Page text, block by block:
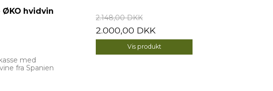
ØKO hvidvin
med
fra Spanien
2.148,00 DKK
2.000,00 DKK
Vis produkt